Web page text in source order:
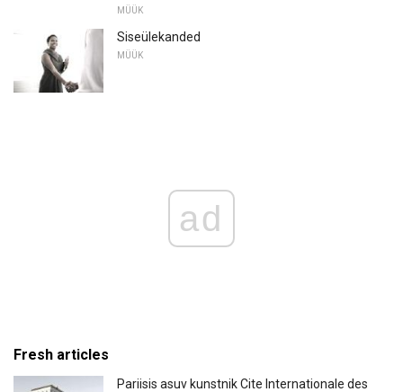
MÜÜK
Siseülekanded
MÜÜK
ad
Fresh articles
Pariisis asuv kunstnik Cite Internationale des